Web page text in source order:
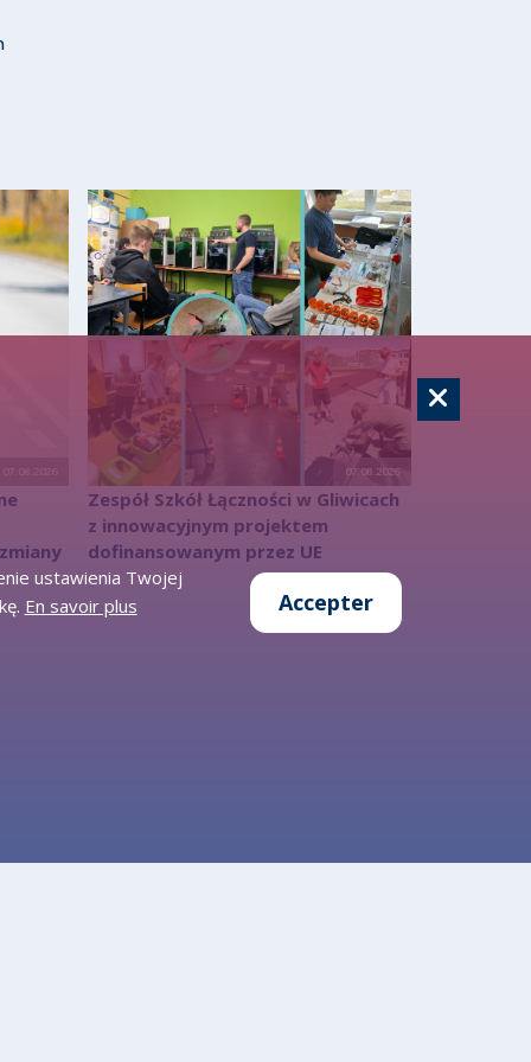
07.08.2026
Zespół Szkół Łączności w Gliwicach
z innowacyjnym projektem
dofinansowanym przez UE
ustawienia Twojej
En savoir plus Accepter